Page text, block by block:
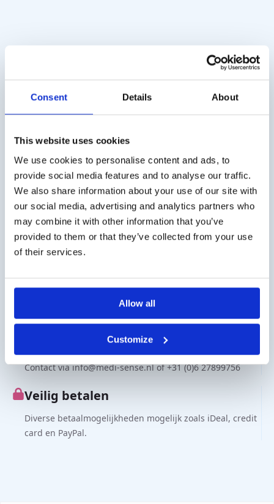
Consent Details About
This website uses cookies
We use cookies to personalise content and ads, to
provide social media features and to analyse our traffic.
We also share information about your use of our site with
our social media, advertising and analytics partners who
may combine it with other information that you’ve
provided to them or that they’ve collected from your use
of their services.
Allow all
Customize
Tedlar Bags met PTFE
€185,00
€705,00
PTFE Tubing voor
€80,00
Verzendkosten
€ 5,50 (excl. BTW) verzendkosten binnen Nederland,
gratis verzending vanaf € 50,- (excl. BTW). België € 10,-
(excl. BTW) verzendkosten.
Zakelijke klant?
Levering op rekening mogelijk. Neem contact met ons op
voor een offerte of bestel op rekening via de webshop.
Contact via info@medi-sense.nl of +31 (0)6 27899756
Veilig betalen
Diverse betaalmogelijkheden mogelijk zoals iDeal, credit
card en PayPal.